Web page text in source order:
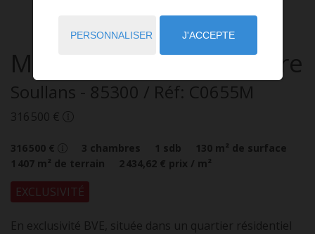
Maison 4 piècesà vendre
Soullans - 85300 / Réf: C0655M
316 500 €
316 500 € 3 chambres 1 sdb 130 m² de surface
1 407 m² de terrain 2 434,62 € prix / m²
EXCLUSIVITÉ
En exclusivité BVE, située dans un quartier résidentiel
PERSONNALISER J'ACCEPTE